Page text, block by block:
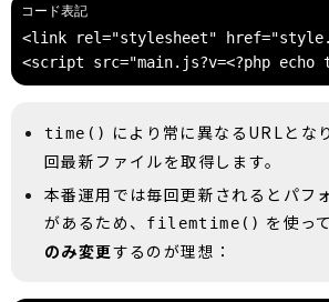
<link rel="stylesheet"
<script src="main.js?v=<?php
time()
により常に異なるURLとな
回最新ファイルを取得します。
本番運用では毎回更新されるとパフ
があるため、
filemtime() を使って
のみ変更するのが理想：